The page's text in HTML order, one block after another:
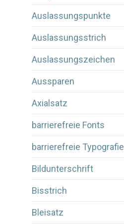
Auslassungspunkte
Auslassungsstrich
Auslassungszeichen
Aussparen
Axialsatz
barrierefreie Fonts
barrierefreie Typografie
Bildunterschrift
Bisstrich
Bleisatz